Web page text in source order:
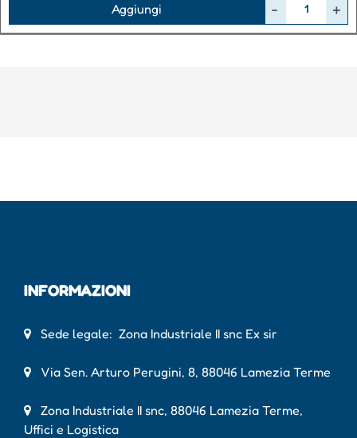
Aggiungi
INFORMAZIONI
Sede legale: Zona Industriale II snc Ex sir
Via Sen. Arturo Perugini, 8, 88046 Lamezia Terme
Zona Industriale II snc, 88046 Lamezia Terme,
Uffici e Logistica